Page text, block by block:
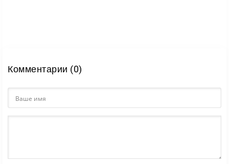
Комментарии (0)